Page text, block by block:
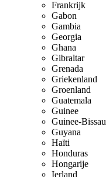
Frankrijk
Gabon
Gambia
Georgia
Ghana
Gibraltar
Grenada
Griekenland
Groenland
Guatemala
Guinee
Guinee-Bissau
Guyana
Haïti
Honduras
Hongarije
Ierland